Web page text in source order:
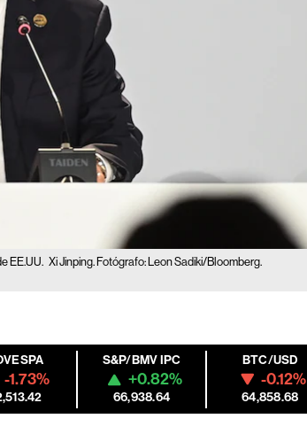
EE.UU. Xi Jinping. Fotógrafo: Leon Sadiki/Bloomberg.
-1.73%
S&P/BMV IPC
+0.82%
66,938.64
BTC/USD
-0.12%
64,858.68